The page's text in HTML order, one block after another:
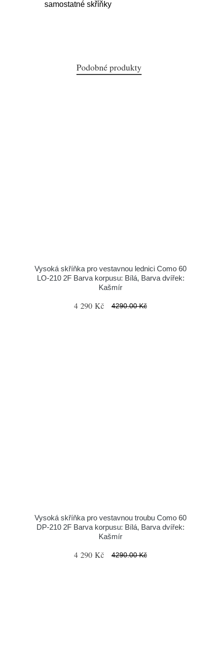
samostatné skříňky
Podobné produkty
Vysoká skříňka pro vestavnou lednici Como 60
LO-210 2F Barva korpusu: Bílá, Barva dvířek:
Kašmír
4 290 Kč 4290.00 Kč
Vysoká skříňka pro vestavnou troubu Como 60
DP-210 2F Barva korpusu: Bílá, Barva dvířek:
Kašmír
4 290 Kč 4290.00 Kč